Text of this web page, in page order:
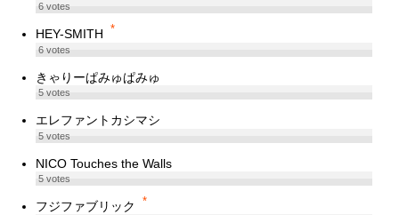
6votes
HEY-SMITH *
6votes
きゃりーぱみゅぱみゅ
5votes
エレファントカシマシ
5votes
NICO Touches the Walls
5votes
フジファブリック *